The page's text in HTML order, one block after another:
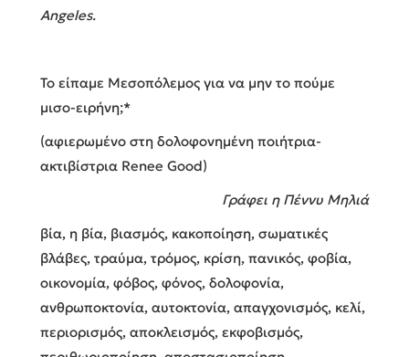
Angeles.
Το είπαμε Μεσοπόλεμος για να μην το πούμε
μισο-ειρήνη;*
(αφιερωμένο στη δολοφονημένη ποιήτρια-
ακτιβίστρια Renee Good)
Γράφει η Πέννυ Μηλιά
βία, η βία, βιασμός, κακοποίηση, σωματικές
βλάβες, τραύμα, τρόμος, κρίση, πανικός, φοβία,
οικονομία, φόβος, φόνος, δολοφονία,
ανθρωποκτονία, αυτοκτονία, απαγχονισμός, κελί,
περιορισμός, αποκλεισμός, εκφοβισμός,